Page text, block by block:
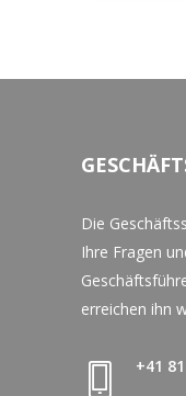
Die
Ihre Fragen
erreichen ihn
+41